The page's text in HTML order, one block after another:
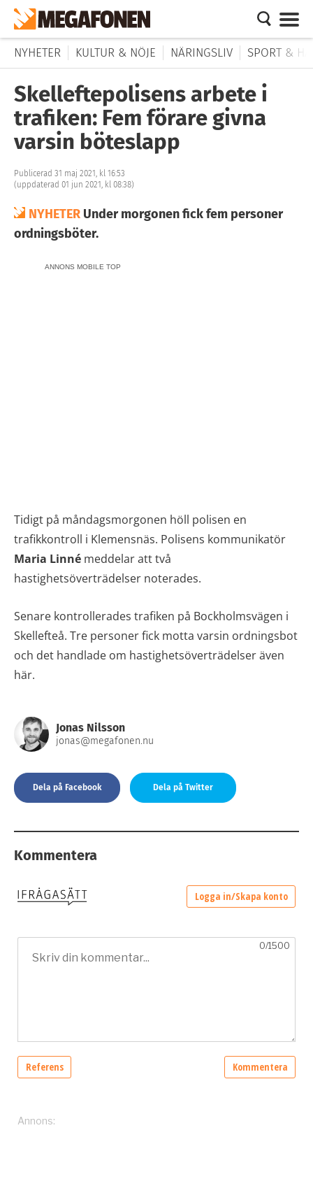
NYHETER KULTUR & NÖJE NÄRINGSLIV SPORT &
Skelleftepolisens arbete i
trafiken: Fem förare givna
varsin böteslapp
Publicerad 31 maj 2021, kl 16:53
(uppdaterad 01 jun 2021, kl 08:38)
NYHETER Under morgonen fick fem personer
ordningsböter.
ANNONS MOBILE TOP
Tidigt på måndagsmorgonen höll polisen en
trafikkontroll i Klemensnäs. Polisens kommunikatör
Maria Linné meddelar att två
hastighetsöverträdelser noterades.
Senare kontrollerades trafiken på Bockholmsvägen i
Skellefteå. Tre personer fick motta varsin ordningsbot
och det handlade om hastighetsöverträdelser även
här.
Jonas Nilsson
jonas@megafonen.nu
Dela på Facebook Dela på Twitter
Kommentera